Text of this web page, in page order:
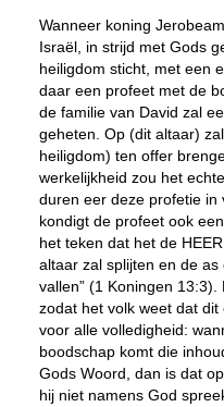
Wanneer koning
Israël, in strijd met Gods
heiligdom sticht, met een
daar een profeet met de
de familie van David zal
geheten. Op (dit altaar)
heiligdom) ten offer
werkelijkheid zou het
duren eer deze profetie in
kondigt de profeet ook
het teken dat het de
altaar zal splijten en de
vallen” (1 Koningen 13:3).
zodat het volk weet dat
voor alle volledigheid:
boodschap komt die
Gods Woord, dan is dat
hij niet namens God